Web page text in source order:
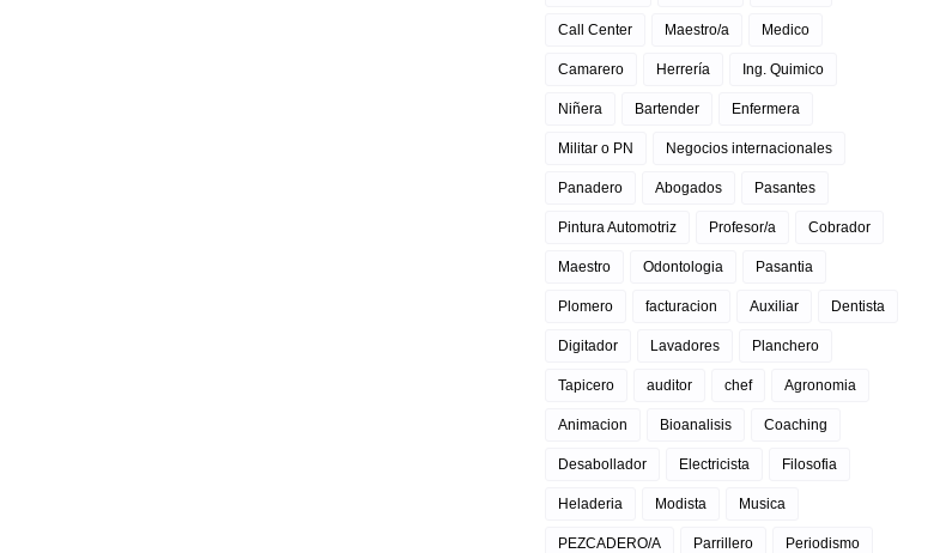
Call Center Maestro/a Medico
Camarero Herrería Ing. Quimico
Niñera Bartender Enfermera
Militar o PN Negocios internacionales
Panadero Abogados Pasantes
Pintura Automotriz Profesor/a Cobrador
Maestro Odontologia Pasantia
Plomero facturacion Auxiliar Dentista
Digitador Lavadores Planchero
Tapicero auditor chef Agronomia
Animacion Bioanalisis Coaching
Desabollador Electricista Filosofia
Heladeria Modista Musica
PEZCADERO/A Parrillero Periodismo